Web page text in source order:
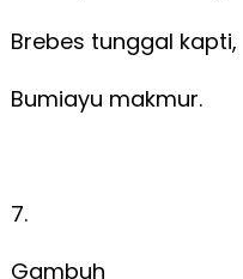
Brebes tunggal kapti,
Bumiayu makmur.
7.
Gambuh